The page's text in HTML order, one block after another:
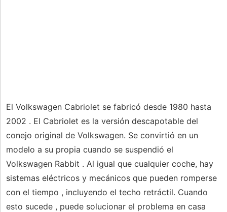
El Volkswagen Cabriolet se fabricó desde 1980 hasta
2002 . El Cabriolet es la versión descapotable del
conejo original de Volkswagen. Se convirtió en un
modelo a su propia cuando se suspendió el
Volkswagen Rabbit . Al igual que cualquier coche, hay
sistemas eléctricos y mecánicos que pueden romperse
con el tiempo , incluyendo el techo retráctil. Cuando
esto sucede , puede solucionar el problema en casa